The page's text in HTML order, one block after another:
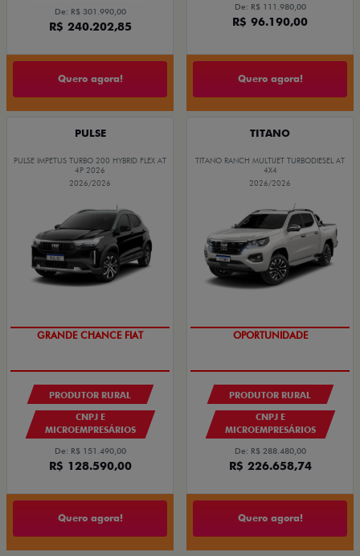
De: R$ 301.990,00
R$ 240.202,85
Quero agora!
De: R$ 111.980,00
R$ 96.190,00
Quero agora!
PULSE
PULSE IMPETUS TURBO 200 HYBRID FLEX AT
4P 2026
2026/2026
PRODUTOR RURAL
CNPJ E
MICROEMPRESÁRIOS
De: R$ 151.490,00
R$ 128.590,00
Quero agora!
TITANO
TITANO RANCH MULTIJET TURBODIESEL AT
4X4
2026/2026
PRODUTOR RURAL
CNPJ E
MICROEMPRESÁRIOS
De: R$ 288.480,00
R$ 226.658,74
Quero agora!